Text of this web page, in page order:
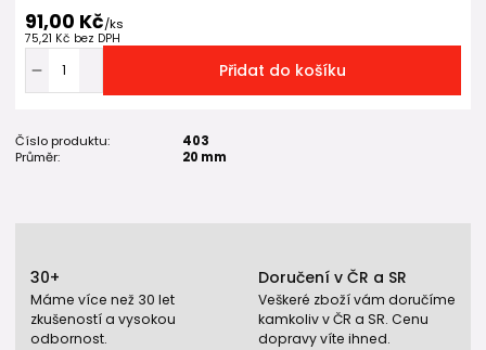
91,00 Kč/ks
75,21 Kč bez DPH
Přidat do košíku
Číslo produktu:
403
Průměr:
20 mm
30+
Máme více než 30 let
zkušeností a vysokou
odbornost.
Doručení v ČR a SR
Veškeré zboží vám doručíme
kamkoliv v ČR a SR. Cenu
dopravy víte ihned.